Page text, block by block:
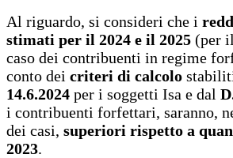
Al riguardo, si consideri che i
stimati per il 2024 e il 2025 (per
caso dei contribuenti in regime
conto dei criteri di calcolo
14.6.2024 per i soggetti Isa e dal
i contribuenti forfettari, saranno,
dei casi, superiori rispetto a
2023.